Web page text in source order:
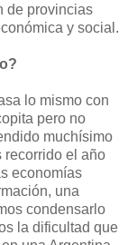
de provincias
y social.
lo mismo con
pero no
muchísimo
recorrido el año
economías
una
condensarlo
la dificultad que